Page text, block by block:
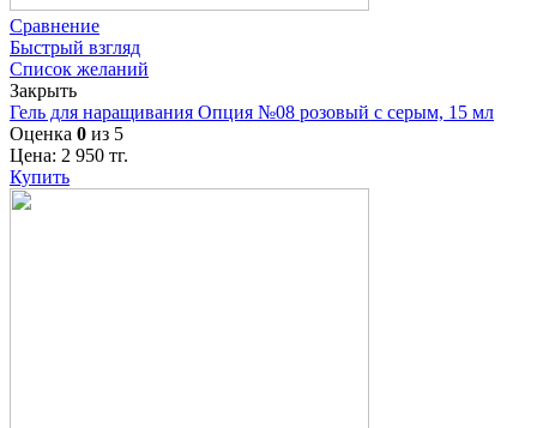
Сравнение
Быстрый взгляд
Список желаний
Закрыть
Гель для наращивания Опция №08 розовый с серым, 15 мл
Оценка 0 из 5
Цена: 2 950 тг.
Купить